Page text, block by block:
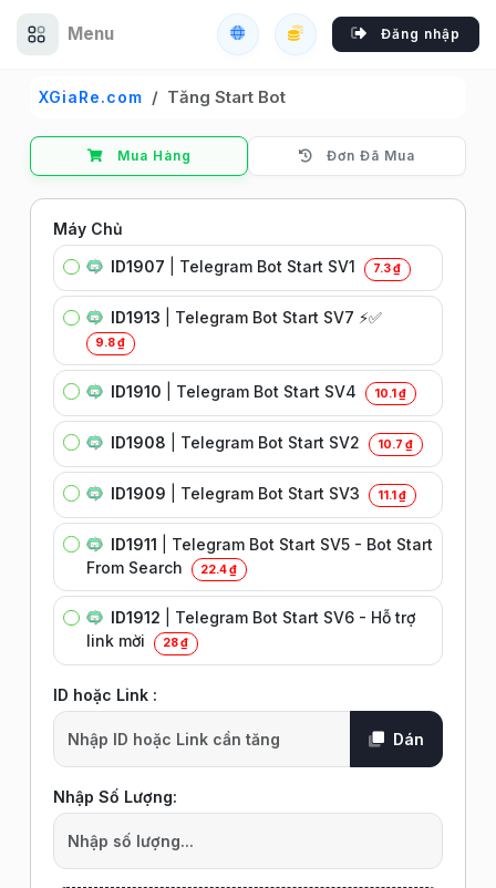
Menu Đăng nhập
XGiaRe.com Tăng Start Bot
Mua Hàng Đơn Đã Mua
Máy Chủ
ID1907 Telegram Bot Start SV1 7.3 ₫
ID1913 Telegram Bot Start SV7 ⚡️✅
9.8 ₫
ID1910 Telegram Bot Start SV4 10.1 ₫
ID1908 Telegram Bot Start SV2 10.7 ₫
ID1909 Telegram Bot Start SV3 11.1 ₫
ID1911
Telegram Bot Start SV5 - Bot Start
From Search
22.4 ₫
ID1912
Telegram Bot Start SV6 - Hỗ trợ
link mời
28 ₫
ID hoặc Link :
Dán
Nhập Số Lượng: